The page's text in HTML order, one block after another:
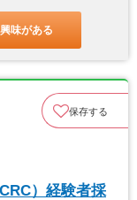
味がある
保存する
）経験者採